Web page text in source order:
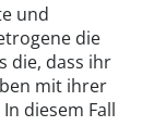
und
die
die, dass ihr
mit ihrer
diesem Fall